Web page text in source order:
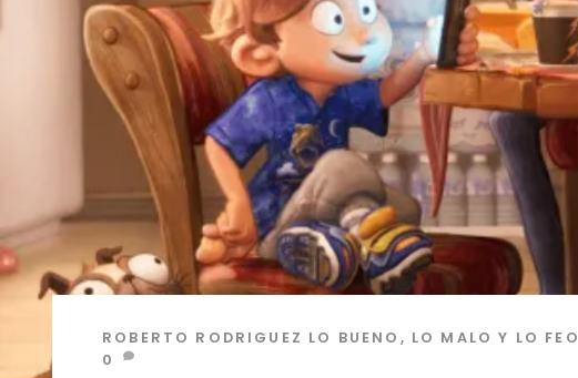
ROBERTO RODRIGUEZ LO BUENO, LO MALO Y LO FEO
0